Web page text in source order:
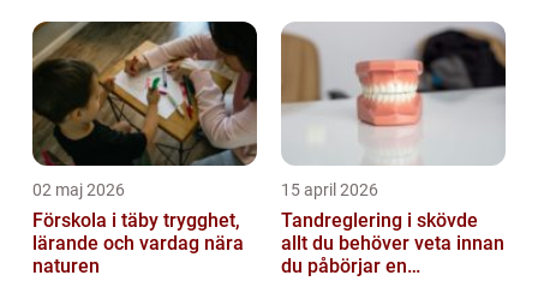
02 maj 2026
Förskola i täby trygghet,
lärande och vardag nära
naturen
15 april 2026
Tandreglering i skövde
allt du behöver veta innan
du påbörjar en